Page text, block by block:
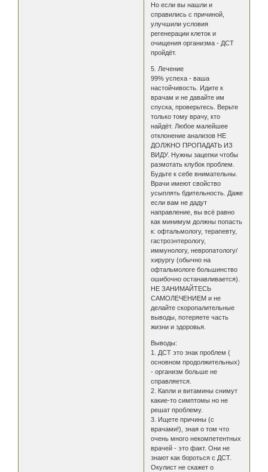
Но если вы нашли и
справились с причиной,
улучшили условия
регенерации клеток и
очищения организма - ДСТ
пройдёт.
5. Лечение
99% успеха - ваша
настойчивость. Идите к
врачам и не давайте им
спуска, проверьтесь. Верьте
только тому врачу, кто
найдёт. Любое малейшее
отклонение анализов НЕ
ДОЛЖНО ПРОПАДАТЬ ИЗ
ВИДУ. Нужны зацепки чтобы
размотать клубок проблем.
Будьте к себе внимательны.
Врачи имеют свойство
усыплять бдительность. Даже
если вам не дадут
направление, вы всё равно
как минимум должны попасть
к: офтальмологу, терапевту,
гастроэнтерологу,
иммунологу, невропатологу/
хирургу (обычно на
офтальмологе большинство
ошибочно останавливается).
НЕ ЗАНИМАЙТЕСЬ
САМОЛЕЧЕНИЕМ и не
делайте скоропалительные
выводы, потеряете часть
жизни и здоровья.
Выводы:
1. ДСТ это знак проблем (
основном продолжительных)
- организм больше не
справляется.
2. Капли и витамины снимут
какие-то симптомы но не
решат проблему.
3. Ищете причины (с
врачами!), зная о том что
очень много некомпетентных
врачей - это факт. Они не
знают как бороться с ДСТ.
Окулист не скажет о